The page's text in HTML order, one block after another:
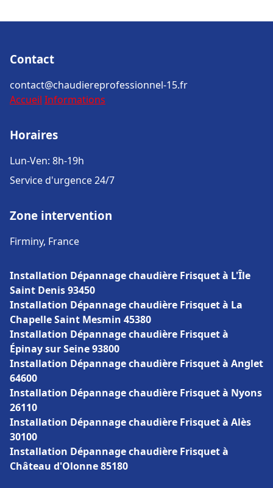
Contact
contact@chaudiereprofessionnel-15.fr
Accueil Informations
Horaires
Lun-Ven: 8h-19h
Service d'urgence 24/7
Zone intervention
Firminy, France
Installation Dépannage chaudière Frisquet à L'Île
Saint Denis 93450
Installation Dépannage chaudière Frisquet à La
Chapelle Saint Mesmin 45380
Installation Dépannage chaudière Frisquet à
Épinay sur Seine 93800
Installation Dépannage chaudière Frisquet à Anglet
64600
Installation Dépannage chaudière Frisquet à Nyons
26110
Installation Dépannage chaudière Frisquet à Alès
30100
Installation Dépannage chaudière Frisquet à
Château d'Olonne 85180